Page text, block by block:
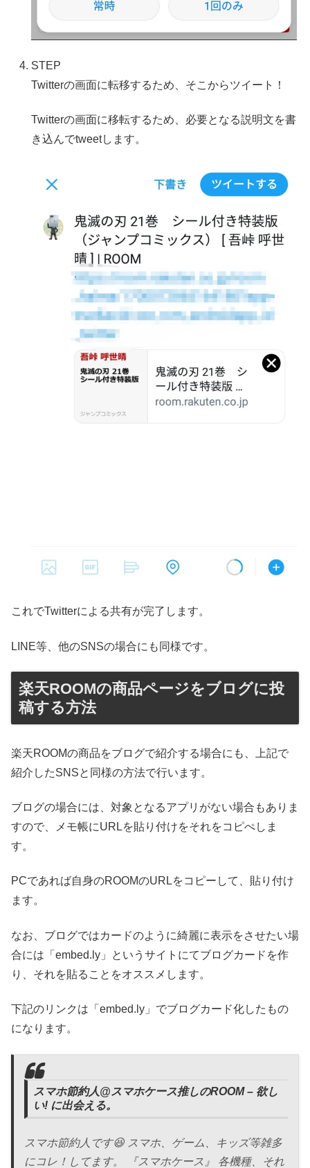
STEP
Twitterの画面に転移するため、そこからツイート！
Twitterの画面に移転するため、必要となる説明文を書
き込んでtweetします。
これでTwitterによる共有が完了します。
LINE等、他のSNSの場合にも同様です。
楽天ROOMの商品ページをブログに投
稿する方法
楽天ROOMの商品をブログで紹介する場合にも、上記で
紹介したSNSと同様の方法で行います。
ブログの場合には、対象となるアプリがない場合もありま
すので、メモ帳にURLを貼り付けをそれをコピぺしま
す。
PCであれば自身のROOMのURLをコピーして、貼り付け
ます。
なお、ブログではカードのように綺麗に表示をさせたい場
合には「embed.ly」というサイトにてブログカードを作
り、それを貼ることをオススメします。
下記のリンクは「embed.ly」でブログカード化したもの
になります。
スマホ節約人@スマホケース推しのROOM – 欲し
い! に出会える。
スマホ節約人です😆 スマホ、ゲーム、キッズ等雑多
にコレ！してます。 『スマホケース』 各機種、それ